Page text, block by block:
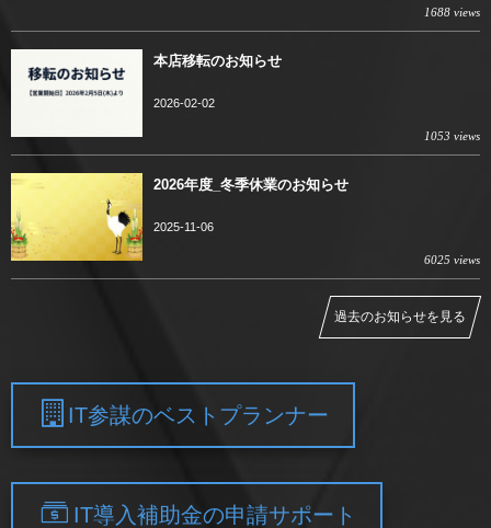
1688 views
本店移転のお知らせ
2026-02-02
1053 views
2026年度_冬季休業のお知らせ
2025-11-06
6025 views
過去のお知らせを見る
IT参謀のベストプランナー
IT導入補助金の申請サポート